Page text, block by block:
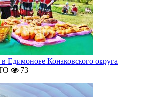
Едимонове Конаковского округа
73